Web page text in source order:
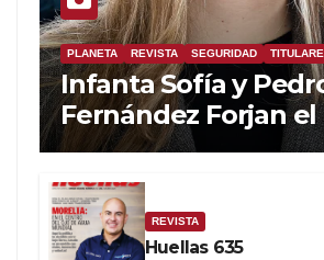
PLANETA REVISTA SEGURIDAD
Infanta Sofía y
Fernández Forjan
de la Soberanía Real
REVISTA
Huellas 635